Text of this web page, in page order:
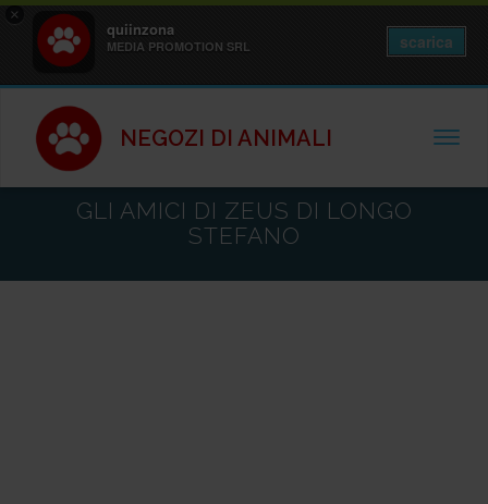
×
quiinzona
MEDIA PROMOTION SRL scarica
NEGOZI DI ANIMALI
GLI AMICI DI ZEUS DI LONGO
STEFANO